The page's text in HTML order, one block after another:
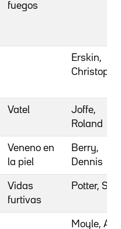
fuegos
Erskin,
Vatel
Joffe,
Roland
Veneno en
la piel
Berry,
Dennis
Vidas
furtivas
Potter,
Moyle,